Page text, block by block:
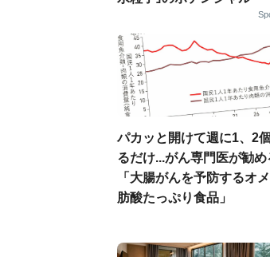
パカッと開けて週に1、2
るだけ...がん専門医が勧め
「大腸がんを予防するオ
肪酸たっぷり食品」